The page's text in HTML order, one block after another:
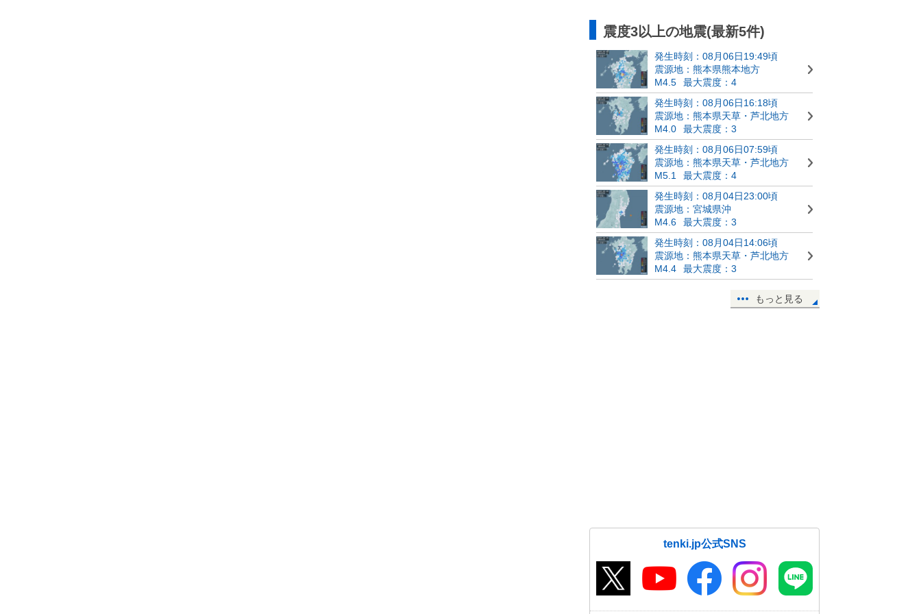
震度3以上の地震(最新5件)
発生時刻：08月06日19:49頃
震源地：熊本県熊本地方
M4.5
最大震度：4
発生時刻：08月06日16:18頃
震源地：熊本県天草・芦北地方
M4.0
最大震度：3
発生時刻：08月06日07:59頃
震源地：熊本県天草・芦北地方
M5.1
最大震度：4
発生時刻：08月04日23:00頃
震源地：宮城県沖
M4.6
最大震度：3
発生時刻：08月04日14:06頃
震源地：熊本県天草・芦北地方
M4.4
最大震度：3
もっと見る
tenki.jp公式SNS